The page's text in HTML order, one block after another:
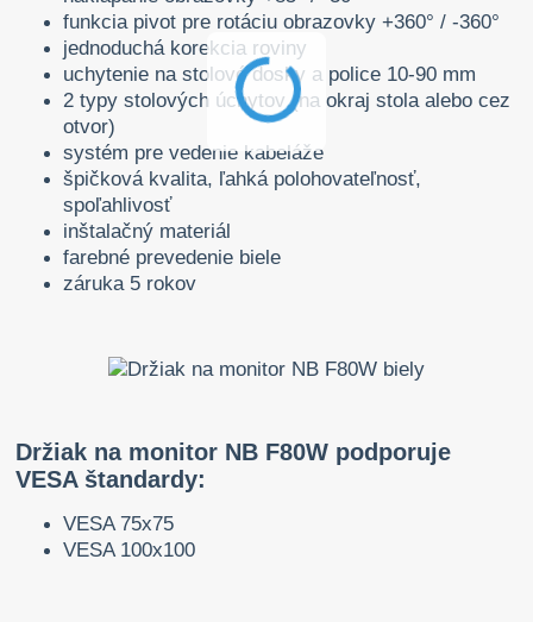
funkcia pivot pre rotáciu obrazovky +360° / -360°
jednoduchá korekcia roviny
uchytenie na stolové dosky a police 10-90 mm
2 typy stolových úchytov (na okraj stola alebo cez
otvor)
systém pre vedenie kabeláže
špičková kvalita, ľahká polohovateľnosť,
spoľahlivosť
inštalačný materiál
farebné prevedenie biele
záruka 5 rokov
Držiak na monitor NB F80W podporuje
VESA štandardy:
VESA 75x75
VESA 100x100